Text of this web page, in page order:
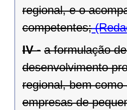
regional, e o
competentes;
IV - a formulação
desenvolvimento
regional, bem
empresas de